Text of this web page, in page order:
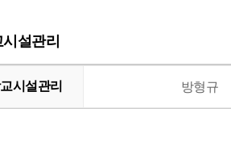
시설관리
시설관리 방형규